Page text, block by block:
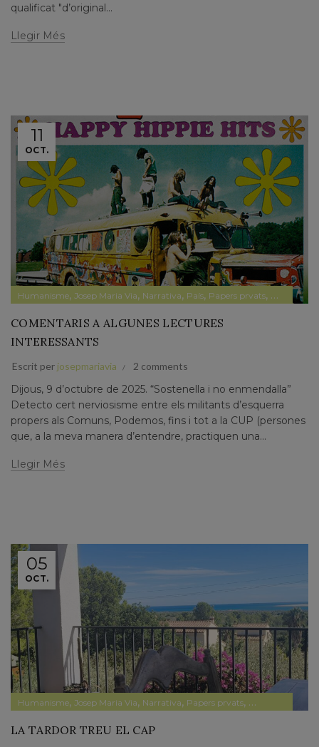
qualificat "d’original...
Llegir Més
11
OCT.
Humanisme, Josep Maria Via, Narrativa, País, Papers prvats, Pensament
COMENTARIS A ALGUNES LECTURES
INTERESSANTS
Escrit per josepmariavia 2 comments
Dijous, 9 d’octubre de 2025. “Sostenella i no enmendalla”
Detecto cert nerviosisme entre els militants d’esquerra
propers als Comuns, Podemos, fins i tot a la CUP (persones
que, a la meva manera d’entendre, practiquen una...
Llegir Més
05
OCT.
Humanisme, Josep Maria Via, Narrativa, Papers prvats, Pensament
LA TARDOR TREU EL CAP